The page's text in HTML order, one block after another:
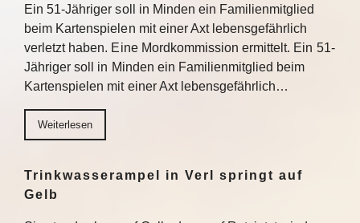
Ein 51-Jähriger soll in Minden ein Familienmitglied
beim Kartenspielen mit einer Axt lebensgefährlich
verletzt haben. Eine Mordkommission ermittelt. Ein 51-
Jähriger soll in Minden ein Familienmitglied beim
Kartenspielen mit einer Axt lebensgefährlich…
Weiterlesen
Trinkwasserampel in Verl springt auf
Gelb